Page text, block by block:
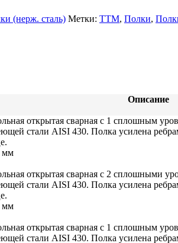
(нерж. сталь) Метки: TTM, Полки,
Описание
открытая сварная с 1 сплошным
стали AISI 430. Полка усилена
мм
открытая сварная с 2 сплошными
стали AISI 430. Полка усилена
мм
открытая сварная с 1 сплошным
стали AISI 430. Полка усилена